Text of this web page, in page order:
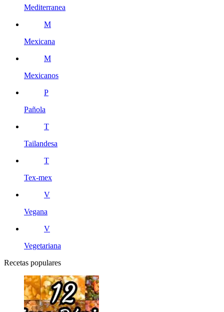
Mediterranea
M
Mexicana
M
Mexicanos
P
Pañola
T
Tailandesa
T
Tex-mex
V
Vegana
V
Vegetariana
Recetas populares